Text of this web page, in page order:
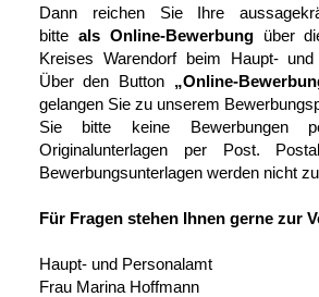
Dann reichen Sie Ihre
bitte als Online-Bewerbungüber
Kreises Warendorf beim Haupt-
Über den Button „Online-
gelangen Sie zu unserem
Sie bitte keine Bewerbungen
Originalunterlagen per Post.
Bewerbungsunterlagen werden nicht
Für Fragen stehen Ihnen gerne zur
Haupt- und Personalamt
Frau Marina Hoffmann